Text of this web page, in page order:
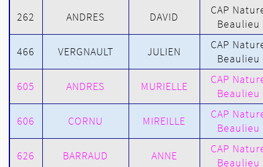
262 ANDRES DAVID
CAP
Beaulieu
466 VERGNAULT JULIEN
CAP
Beaulieu
605 ANDRES MURIELLE
CAP
Beaulieu
606 CORNU MIREILLE
CAP
Beaulieu
626 BARRAUD ANNE
CAP
Beaulieu